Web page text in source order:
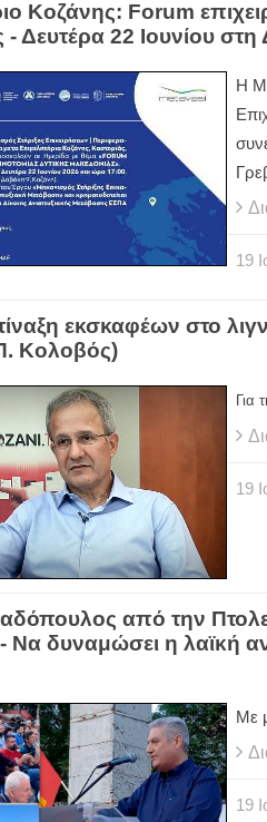
Κοζάνης: Forum
Δευτέρα 22 Ιουνίου
Η
19
εκσκαφέων στο
Κολοβός)
Για
19
από την
Να δυναμώσει η λαϊκή
Με
19